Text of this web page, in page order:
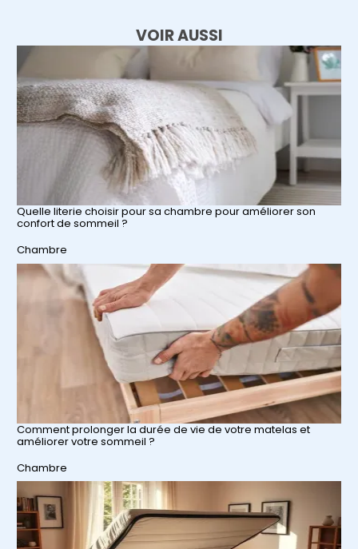
VOIR AUSSI
Quelle literie choisir pour sa chambre pour améliorer son
confort de sommeil ?
Par rapport à
Chambre
Comment prolonger la durée de vie de votre matelas et
améliorer votre sommeil ?
Par rapport à
Chambre